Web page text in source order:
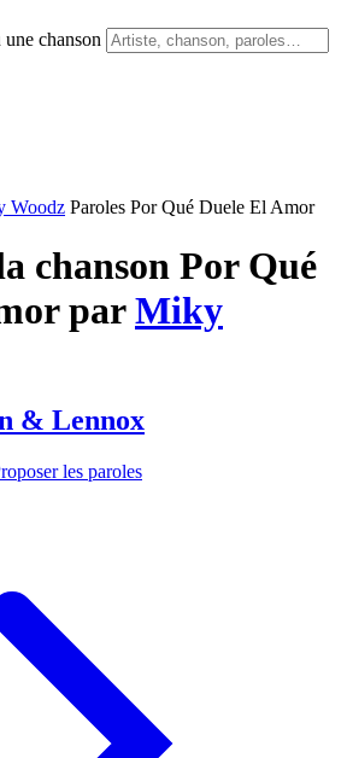
chanson
Woodz Paroles Por Qué Duele El Amor
chanson Por Qué
parMiky
& Lennox
les paroles